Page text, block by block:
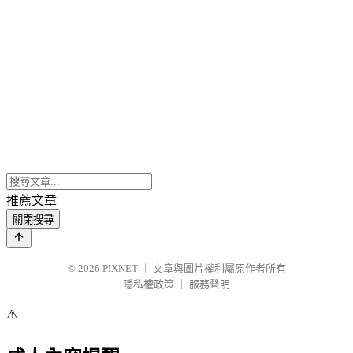
推薦文章
關閉搜尋
© 2026 PIXNET
文章與圖片權利屬原作者所有
隱私權政策
服務聲明
⚠️